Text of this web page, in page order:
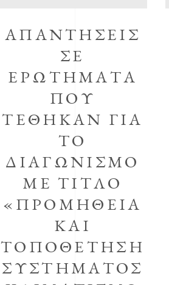
ΑΠΑΝΤΗΣΕΙΣ
ΣΕ
ΕΡΩΤΗΜΑΤΑ
ΠΟΥ
ΤΕΘΗΚΑΝ ΓΙΑ
ΤΟ
ΔΙΑΓΩΝΙΣΜΟ
ΜΕ ΤΙΤΛΟ
«ΠΡΟΜΗΘΕΙΑ
ΚΑΙ
ΤΟΠΟΘΕΤΗΣΗ
ΣΥΣΤΗΜΑΤΟΣ